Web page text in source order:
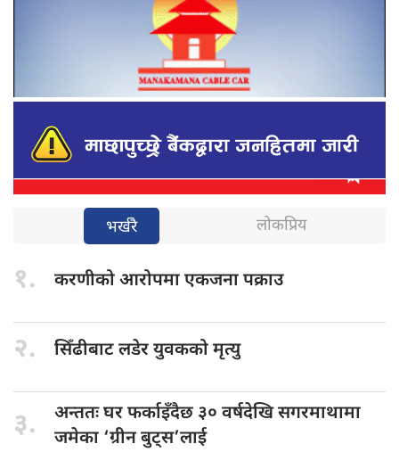
भर्खरै लोकप्रिय
१. करणीको आरोपमाएकजना पक्राउ
२. सिँढीबाट लडेरयुवकको मृत्यु
३. अन्ततः घरफर्काइँदैछ ३० वर्षदेखि सगरमाथामा
जमेका ‘ग्रीन बुट्स’लाई